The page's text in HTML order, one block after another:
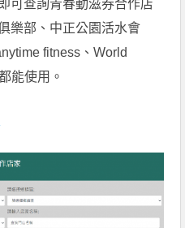
可查詢青春動滋券合作店
樂部、中正公園活水會
fitness、World
能使用。